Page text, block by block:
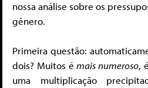
nossa análise sobre os
gênero.
Primeira questão:
dois? Muitos émais numeroso,
uma multiplicação